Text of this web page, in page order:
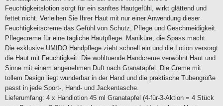
Feuchtigkeitslotion sorgt für ein sanftes Hautgefühl, wirkt glättend und
fettet nicht. Verleihen Sie Ihrer Haut mit nur einer Anwendung dieser
Feuchtigkeitscreme das Gefühl von Schutz, Pflege und Geschmeidigkeit.
Pflegecreme für eine tägliche Hautpflege. Maniküre, die Spass macht.
Die exklusive UMIDO Handpflege zieht schnell ein und die Lotion versorgt
die Haut mit Feuchtigkeit. Die wohltuende Handcreme verwöhnt Haut und
Sinne mit einem angenehmen Duft nach Granatapfel. Die Creme mit
tollem Design liegt wunderbar in der Hand und die praktische Tubengröße
passt in jede Sport-, Hand- und Jackentasche.
Lieferumfang: 4 x Handlotion 45 ml Granatapfel (4-für-3-Aktion = 4 Stück